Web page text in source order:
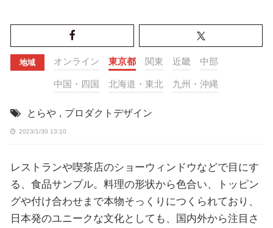
地域 オンライン 東京都 関東 近畿 中部
中国・四国 北海道・東北 九州・沖縄
とらや , プロダクトデザイン
2023/1/30 13:10
レストランや喫茶店のショーウィンドウなどで目にす
る、食品サンプル。料理の形状から色合い、トッピン
グや付け合わせまで本物そっくりにつくられており、
日本発のユニークな文化としても、国内外から注目さ